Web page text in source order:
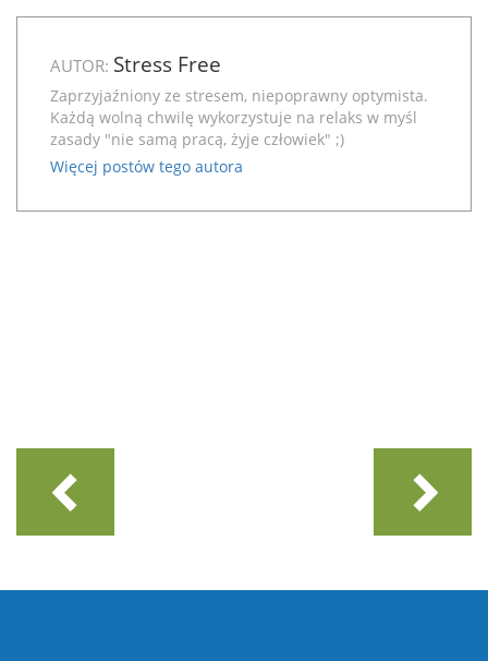
AUTOR: Stress Free
Zaprzyjaźniony ze stresem, niepoprawny optymista.
Każdą wolną chwilę wykorzystuje na relaks w myśl
zasady "nie samą pracą, żyje człowiek" ;)
Więcej postów tego autora